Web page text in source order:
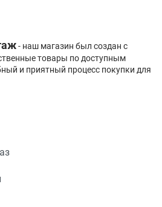
- наш магазин был создан с
товары по доступным
и приятный процесс покупки для